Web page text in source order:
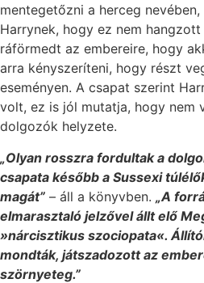
mentegetőzni a herceg
Harrynek, hogy ez nem
ráförmedt az embereire, hogy
arra kényszeríteni, hogy részt
eseményen. A csapat szerint
volt, ez is jól mutatja, hogy nem
dolgozók helyzete.
„Olyan rosszra fordultak a
csapata később a Sussexi
magát” – áll a könyvben. „A
elmarasztaló jelzővel állt elő
»nárcisztikus szociopata«.
mondták, játszadozott az
szörnyeteg.”